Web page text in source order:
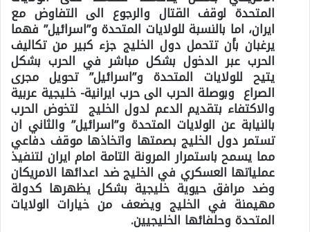
المتحدة لوقف القتال والرجوع الى التفاوض مع
ايران، اما بالنسبة للولايات المتحدة و”اسرائيل” فهما
يرغبان بأن تتحمل دول الخليج جزء كبير من تكاليف
الحرب عبر الدخول بشكل مباشر في الحرب بشكل
يتيح للولايات المتحدة و”اسرائيل” تحويل مجرى
الصراع وبوصلة الحرب الى حرب ايرانية- خليجية عربية
والاكتفاء بتقديم الدعم لدول الخليج لتخوض الحرب
بالنيابة عن الولايات المتحدة و”اسرائيل” والثاني ان
تستمر دول الخليج بصمتها واتخاذها موقف دفاعي
مما يسمح باستمرار المرونة التامة امام ايران لتنفيذ
عملياتها العسكري في الخليج ضد اعدائها الامريكان
وضد مرافق حيوية خليجية بشكل يظهرها كدولة
مهيمنة في الخليج ويضعف من خيارات الولايات
المتحدة وحلفائها الخليجيين.